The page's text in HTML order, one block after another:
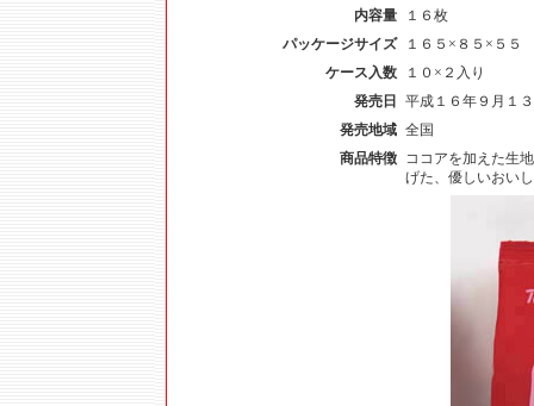
内容量
１６枚
パッケージサイズ
１６５×８５×５５
ケース入数
１０×２入り
発売日
平成１６年９月１
発売地域 全国
商品特徴 ココアを加えた生
げた、優しいおい